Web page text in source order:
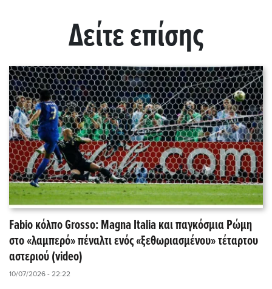
Δείτε επίσης
Fabio κόλπο Grosso: Magna Italia και παγκόσμια Ρώμη
στο «λαμπερό» πέναλτι ενός «ξεθωριασμένου» τέταρτου
αστεριού (video)
10/07/2026 - 22:22